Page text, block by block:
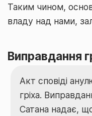
Таким чином,
владу над нами,
Виправдання
Акт сповіді
гріха.
Сатана надає,